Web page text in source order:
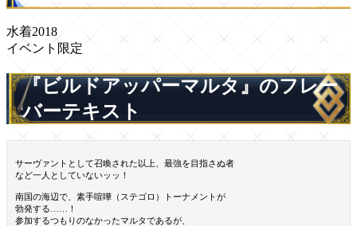
水着2018
イベント限定
『ビルドアッパーマルタ』のフレー
バーテキスト
サーヴァントとして召喚された以上、最強を目指さぬ者
など一人としていないッッ！
南国の海辺で、素手喧嘩（ステゴロ）トーナメントが
勃発する……！
参加するつもりのなかったマルタであるが、